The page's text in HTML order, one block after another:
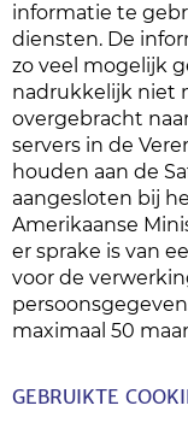
informatie te
diensten. De
zo veel mogelijk
nadrukkelijk niet
overgebracht
servers in de
houden aan de
aangesloten bij
Amerikaanse
er sprake is van
voor de
maximaal 50
GEBRUIKTE